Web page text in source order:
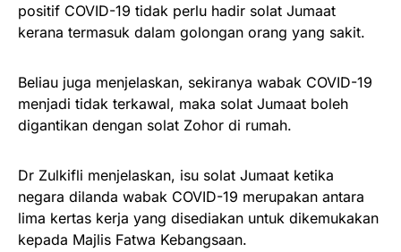
positif COVID-19 tidak perlu hadir solat Jumaat
kerana termasuk dalam golongan orang yang sakit.
Beliau juga menjelaskan, sekiranya wabak COVID-19
menjadi tidak terkawal, maka solat Jumaat boleh
digantikan dengan solat Zohor di rumah.
Dr Zulkifli menjelaskan, isu solat Jumaat ketika
negara dilanda wabak COVID-19 merupakan antara
lima kertas kerja yang disediakan untuk dikemukakan
kepada Majlis Fatwa Kebangsaan.